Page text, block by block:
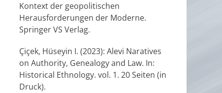
Kontext der geopolitischen
Herausforderungen der Moderne.
Springer VS Verlag.
Çiçek, Hüseyin I. (2023): Alevi Naratives
on Authority, Genealogy and Law. In:
Historical Ethnology. vol. 1. 20 Seiten (in
Druck).